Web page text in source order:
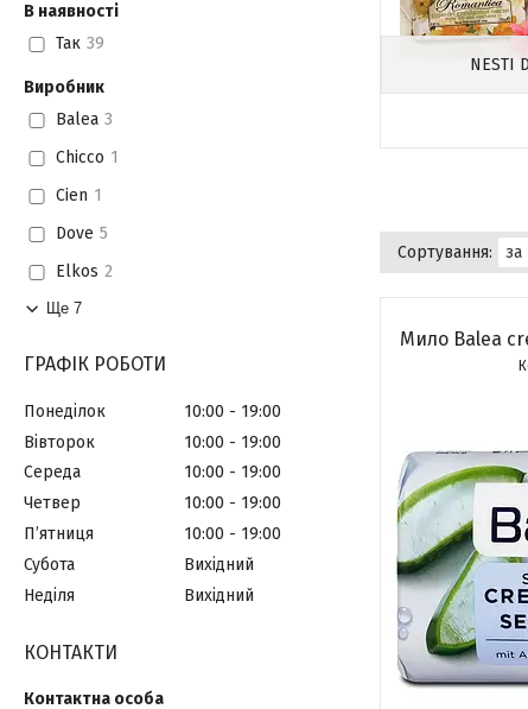
NESTI
Мило Balea
В наявності
Так 39
Виробник
Balea 3
Chicco 1
Cien 1
Dove 5
Elkos 2
Ще 7
ГРАФІК РОБОТИ
Понеділок 10:00
19:00
Вівторок
10:00
19:00
Середа
10:00
19:00
Четвер
10:00
19:00
Пʼятниця
10:00
19:00
Субота
Вихідний
Неділя
Вихідний
КОНТАКТИ